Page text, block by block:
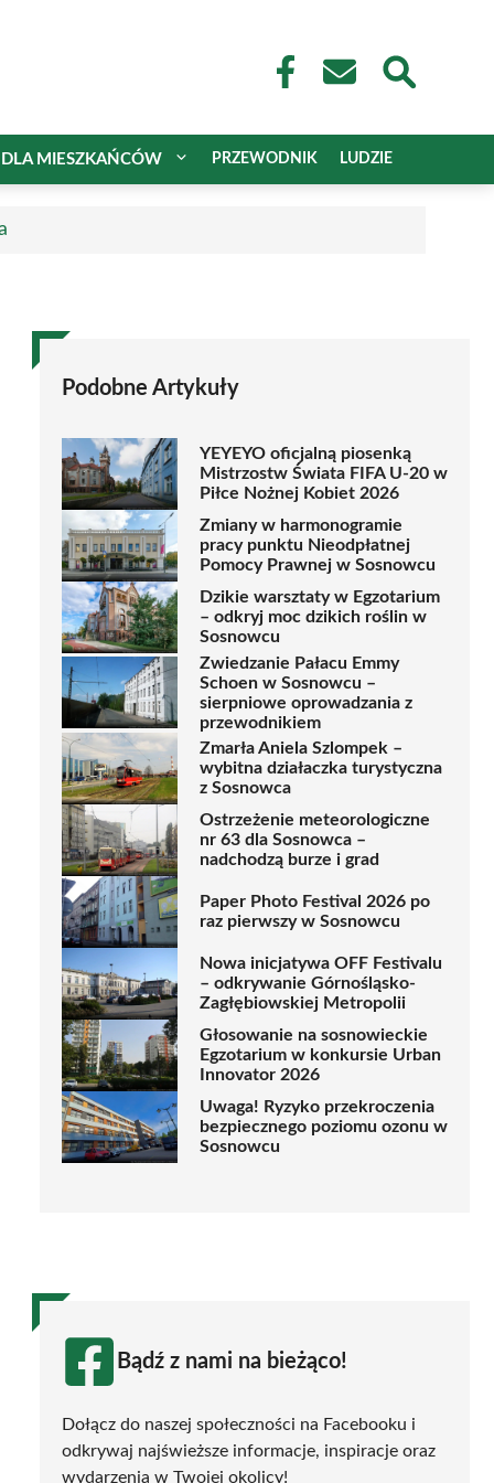
DLA MIESZKAŃCÓW PRZEWODNIK LUDZIE
Podobne Artykuły
YEYEYO oficjalną piosenką
Mistrzostw Świata FIFA U-20 w
Piłce Nożnej Kobiet 2026
Zmiany w harmonogramie
pracy punktu Nieodpłatnej
Pomocy Prawnej w Sosnowcu
Dzikie warsztaty w Egzotarium
– odkryj moc dzikich roślin w
Sosnowcu
Zwiedzanie Pałacu Emmy
Schoen w Sosnowcu –
sierpniowe oprowadzania z
przewodnikiem
Zmarła Aniela Szlompek –
wybitna działaczka turystyczna
z Sosnowca
Ostrzeżenie meteorologiczne
nr 63 dla Sosnowca –
nadchodzą burze i grad
Paper Photo Festival 2026 po
raz pierwszy w Sosnowcu
Nowa inicjatywa OFF Festivalu
– odkrywanie Górnośląsko-
Zagłębiowskiej Metropolii
Głosowanie na sosnowieckie
Egzotarium w konkursie Urban
Innovator 2026
Uwaga! Ryzyko przekroczenia
bezpiecznego poziomu ozonu w
Sosnowcu
Bądź z nami na bieżąco!
Dołącz do naszej społeczności na Facebooku i
odkrywaj najświeższe informacje, inspiracje oraz
wydarzenia w Twojej okolicy!